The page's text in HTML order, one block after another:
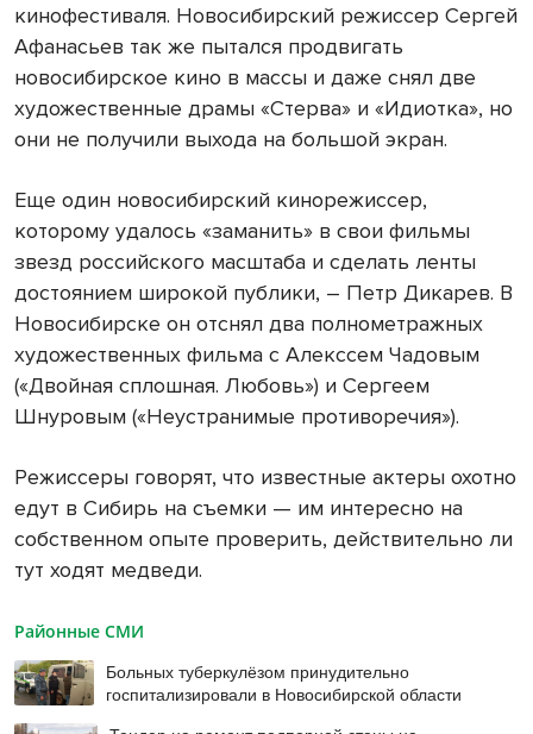
кинофестиваля. Новосибирский режиссер Сергей
Афанасьев так же пытался продвигать
новосибирское кино в массы и даже снял две
художественные драмы «Стерва» и «Идиотка», но
они не получили выхода на большой экран.
Еще один новосибирский кинорежиссер,
которому удалось «заманить» в свои фильмы
звезд российского масштаба и сделать ленты
достоянием широкой публики, – Петр Дикарев. В
Новосибирске он отснял два полнометражных
художественных фильма с Алекссем Чадовым
(«Двойная сплошная. Любовь») и Сергеем
Шнуровым («Неустранимые противоречия»).
Режиссеры говорят, что известные актеры охотно
едут в Сибирь на съемки — им интересно на
собственном опыте проверить, действительно ли
тут ходят медведи.
Районные СМИ
Больных туберкулёзом принудительно
госпитализировали в Новосибирской области